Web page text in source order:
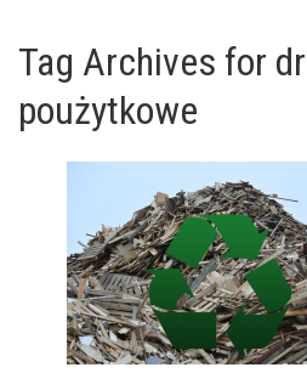
Tag Archives for
poużytkowe